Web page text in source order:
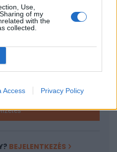
Use,
of my
with the
collected.
Access Privacy Policy
hírarchívumához
előfizetéses
tartalmazza:
2 év napon belüli
BEJELENTKEZÉS